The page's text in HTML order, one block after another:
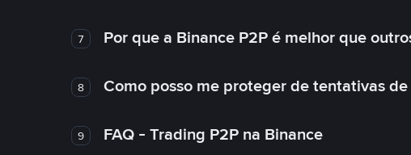
7 Por que a Binance P2P é melhor que
8 Como posso me proteger de tentativas
9 FAQ - Trading P2P na Binance